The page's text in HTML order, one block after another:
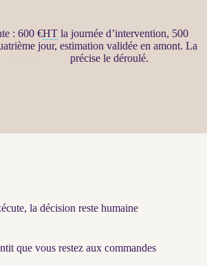
: 600 €HTla journée d’intervention, 500
jour, estimation validée en amont. La
précise le déroulé.
la décision reste humaine
que vous restez aux commandes